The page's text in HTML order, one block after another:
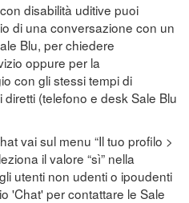
disabilità uditive puoi
di una conversazione con un
Blu, per chiedere
oppure per la
con gli stessi tempi di
(telefono e desk Sale Blu
vai sul menu “Il tuo profilo >
il valore “sì” nella
utenti non udenti o ipoudenti
'Chat' per contattare le Sale